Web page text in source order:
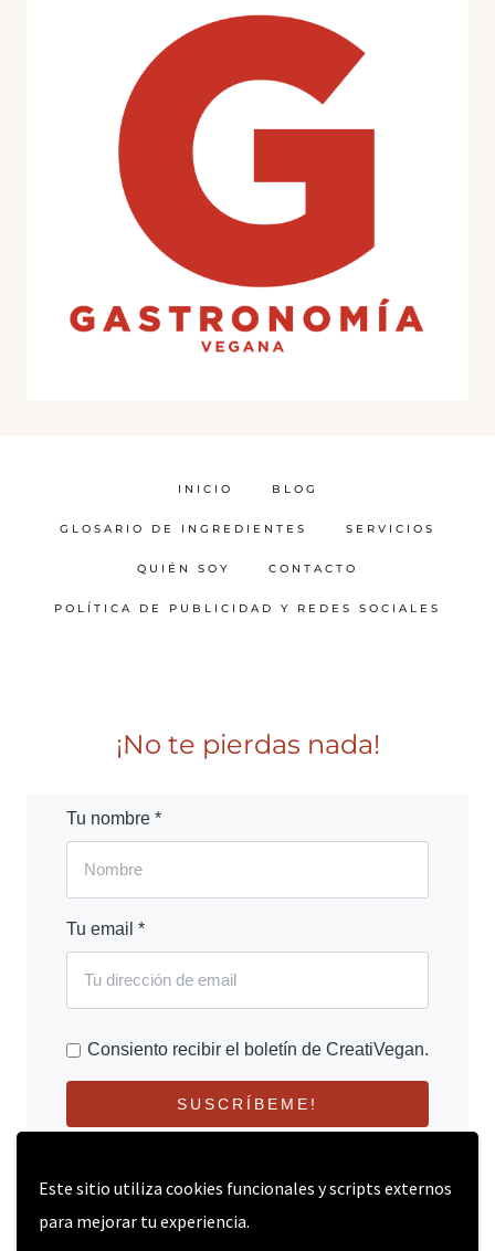
Este sitio utiliza cookies funcionales y scripts externos
para mejorar tu experiencia.
INICIO BLOG
GLOSARIO DE INGREDIENTES SERVICIOS
QUIÉN SOY CONTACTO
POLÍTICA DE PUBLICIDAD Y REDES SOCIALES
¡No te pierdas nada!
Tu nombre *
Tu email *
Consiento recibir el boletín de CreatiVegan.
SUSCRÍBEME!